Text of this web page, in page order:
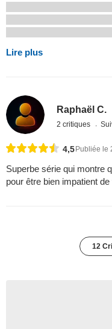
Lire plus
Raphaël C.
2 critiques
4,5 Publiée le
Superbe série qui montre
pour être bien impatient
12